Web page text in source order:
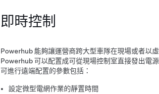
即時控制
Powerhub 能夠讓運營商跨大型車隊在現場或者以
Powerhub 可以配置成可從現場控制室直接發出電
可進行遠端配置的參數包括：
設定微型電網作業的靜置時間